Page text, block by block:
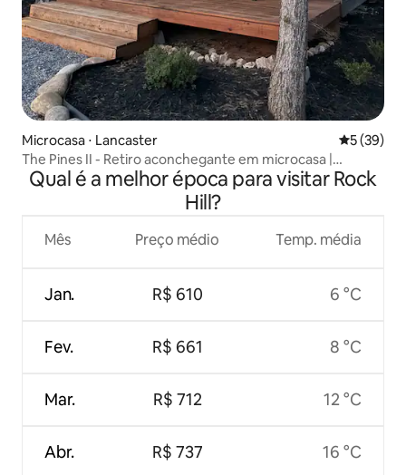
Microcasa ⋅ Lancaster 5 de uma
5 (39)
The Pines II - Retiro aconchegante em microcasa |
Observação de estrelas
Qual é a melhor época para visitar Rock
Hill?
Mês
Jan.
Fev.
Mar.
Abr.
Preço médio
R$ 610
R$ 661
R$ 712
R$ 737
Temp. média
6 °C
8 °C
12 °C
16 °C